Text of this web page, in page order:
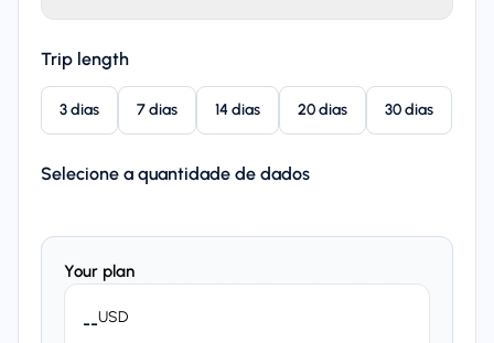
Trip length
3 dias 7 dias 14 dias 20 dias 30 dias
Selecione a quantidade de dados
Your plan
--USD